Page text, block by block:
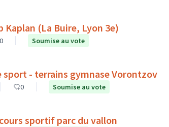
(La Buire, Lyon 3e)
0 Soumise au vote
sport - terrains gymnase Vorontzov
0 Soumise au vote
sportif parc du vallon